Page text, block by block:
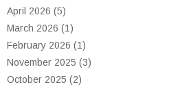
April 2026 (5)
March 2026 (1)
February 2026 (1)
November 2025 (3)
October 2025 (2)